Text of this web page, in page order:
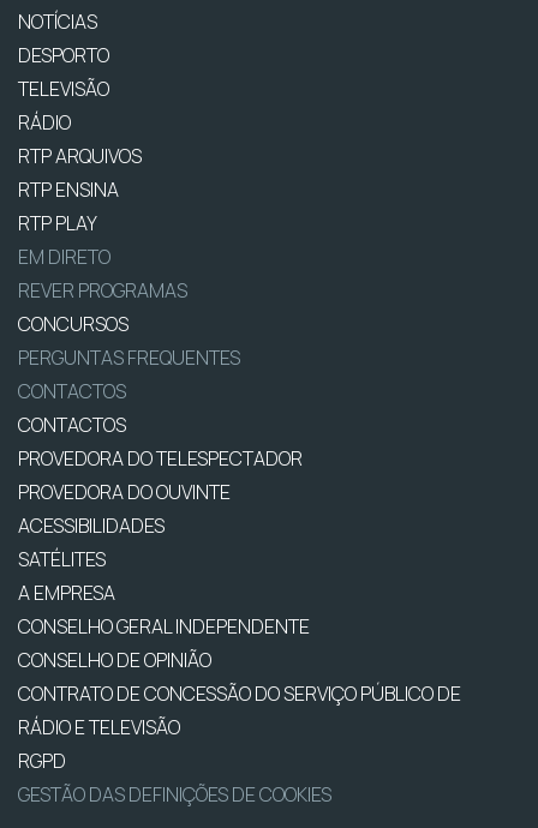
NOTÍCIAS
DESPORTO
TELEVISÃO
RÁDIO
RTP ARQUIVOS
RTP ENSINA
RTP PLAY
EM DIRETO
REVER PROGRAMAS
CONCURSOS
PERGUNTAS FREQUENTES
CONTACTOS
CONTACTOS
PROVEDORA DO TELESPECTADOR
PROVEDORA DO OUVINTE
ACESSIBILIDADES
SATÉLITES
A EMPRESA
CONSELHO GERAL INDEPENDENTE
CONSELHO DE OPINIÃO
CONTRATO DE CONCESSÃO DO SERVIÇO PÚBLICO DE
RÁDIO E TELEVISÃO
RGPD
GESTÃO DAS DEFINIÇÕES DE COOKIES